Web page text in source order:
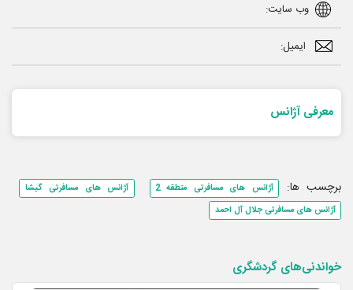
وب سایت:
ایمیل:
معرفی آژانس
برچسب ها: آژانس های مسافرتی منطقه 2
آژانس های مسافرتی گیشا
آژانس های مسافرتی جلال آل احمد
خواندنی‌های گردشگری